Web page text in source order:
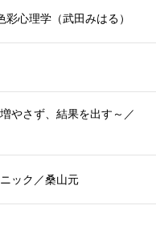
彩心理学（武田みはる）
やさず、結果を出す～／
ック／桑山元